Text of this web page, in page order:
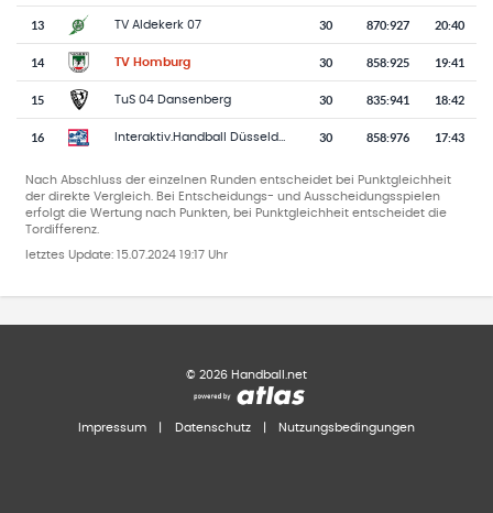
13 TV Aldekerk 07 30 870:927 20:40
14 TV Homburg 30 858:925 19:41
15 TuS 04 Dansenberg 30 835:941 18:42
16 Interaktiv.Handball Düsseldorf-Ratingen 30 858:976 17:43
Nach Abschluss der einzelnen Runden entscheidet bei Punktgleichheit
der direkte Vergleich. Bei Entscheidungs- und Ausscheidungsspielen
erfolgt die Wertung nach Punkten, bei Punktgleichheit entscheidet die
Tordifferenz.
letztes Update: 15.07.2024 19:17 Uhr
© 2026 Handball.net
Impressum Datenschutz Nutzungsbedingungen